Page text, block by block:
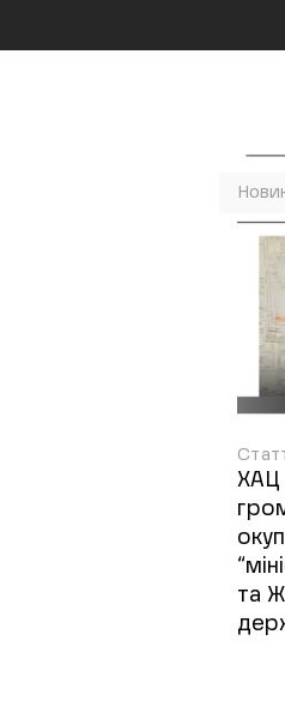
ХАЦ
та